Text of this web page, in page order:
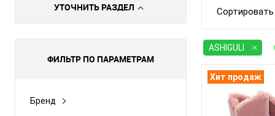
УТОЧНИТЬ РАЗДЕЛ
ФИЛЬТР ПО ПАРАМЕТРАМ
Бренд
Сортировать
ASHIGULI
Хит продаж